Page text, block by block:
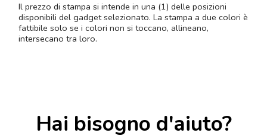
Il prezzo di stampa si intende in una (1) delle posizioni
disponibili del gadget selezionato. La stampa a due colori è
fattibile solo se i colori non si toccano, allineano,
intersecano tra loro.
Hai bisogno d'aiuto?